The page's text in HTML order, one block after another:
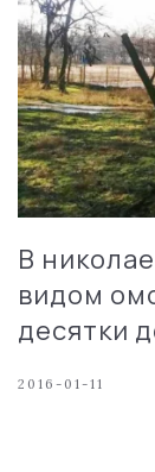
В
видом
десятки
2016-01-11